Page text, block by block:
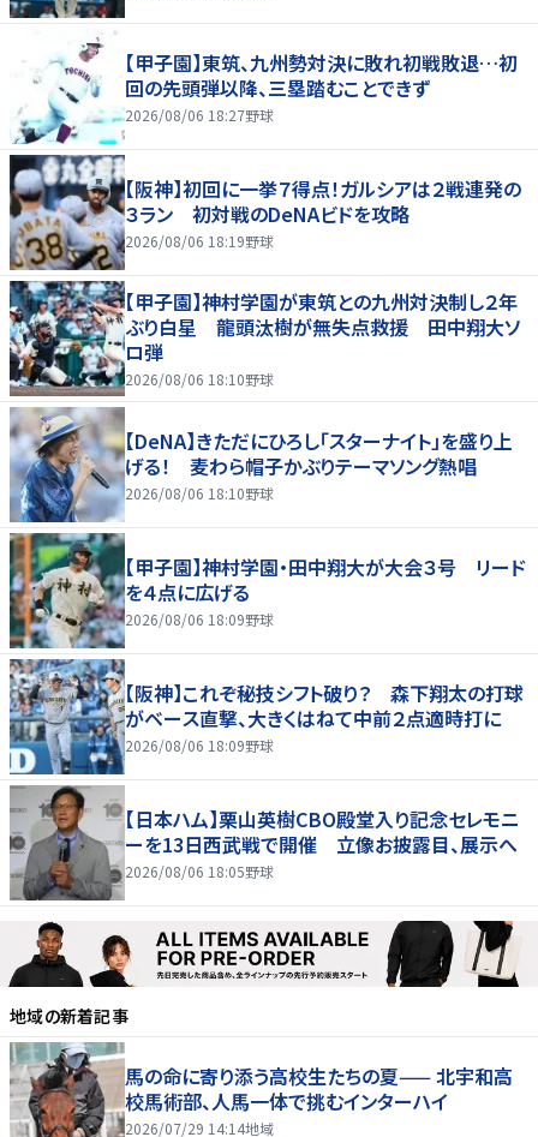
【甲子園】東筑、九州勢対決に敗れ初戦敗退…初
回の先頭弾以降、三塁踏むことできず
2026/08/06 18:27野球
【阪神】初回に一挙７得点！ガルシアは２戦連発の
３ラン 初対戦のDeNAビドを攻略
2026/08/06 18:19野球
【甲子園】神村学園が東筑との九州対決制し２年
ぶり白星 龍頭汰樹が無失点救援 田中翔大ソ
ロ弾
2026/08/06 18:10野球
【DeNA】きただにひろし「スターナイト」を盛り上
げる！ 麦わら帽子かぶりテーマソング熱唱
2026/08/06 18:10野球
【甲子園】神村学園・田中翔大が大会３号 リード
を４点に広げる
2026/08/06 18:09野球
【阪神】これぞ秘技シフト破り？ 森下翔太の打球
がベース直撃、大きくはねて中前２点適時打に
2026/08/06 18:09野球
【日本ハム】栗山英樹CBO殿堂入り記念セレモニ
ーを13日西武戦で開催 立像お披露目、展示へ
2026/08/06 18:05野球
地域の新着記事
馬の命に寄り添う高校生たちの夏—— 北宇和高
校馬術部、人馬一体で挑むインターハイ
2026/07/29 14:14地域